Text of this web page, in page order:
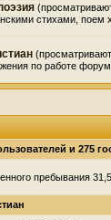
стихами, поем
по работе
и 275
пребывания